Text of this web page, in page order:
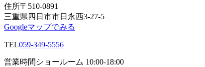
住所〒510-0891
三重県四日市市日永西3-27-5
Googleマップでみる
TEL059-349-5556
営業時間 ショールーム 10:00-18:00